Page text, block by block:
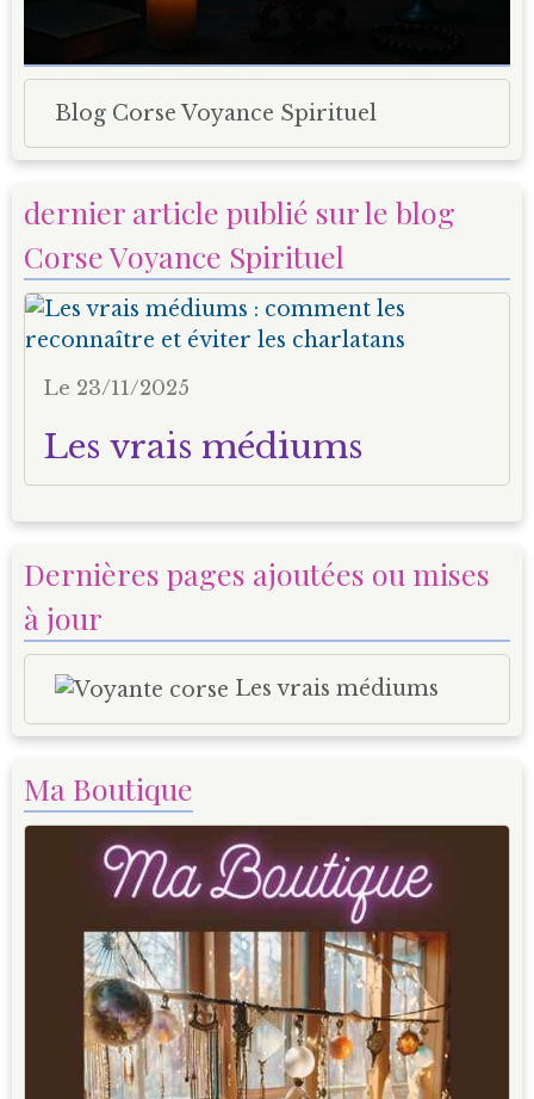
Blog Corse Voyance Spirituel
dernier article publié sur le blog
Corse Voyance Spirituel
Le 23/11/2025
Les vrais médiums
Dernières pages ajoutées ou mises
à jour
Les vrais médiums
Ma Boutique